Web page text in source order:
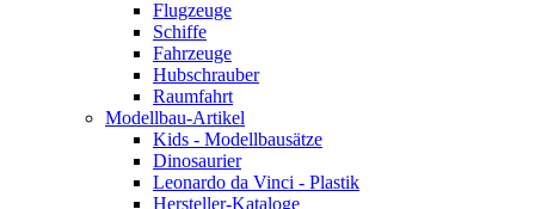
Flugzeuge
Schiffe
Fahrzeuge
Hubschrauber
Raumfahrt
Modellbau-Artikel
Kids - Modellbausätze
Dinosaurier
Leonardo da Vinci - Plastik
Hersteller-Kataloge